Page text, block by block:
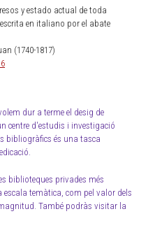
y estado actual de toda
en italiano por el abate
(1740-1817)
dur a terme el desig de
centre d'estudis i investigació
bibliogràfics és una tasca
biblioteques privades més
temàtica, com pel valor dels
També podràs visitar la